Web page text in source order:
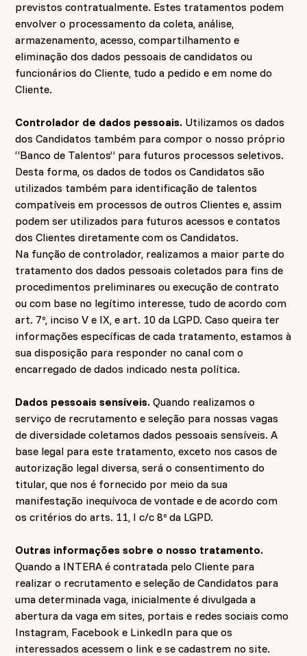
previstos contratualmente. Estes tratamentos podem
envolver o processamento da coleta, análise,
armazenamento, acesso, compartilhamento e
eliminação dos dados pessoais de candidatos ou
funcionários do Cliente, tudo a pedido e em nome do
Cliente.
Controlador de dados pessoais. Utilizamos os dados
dos Candidatos também para compor o nosso próprio
“Banco de Talentos” para futuros processos seletivos.
Desta forma, os dados de todos os Candidatos são
utilizados também para identificação de talentos
compatíveis em processos de outros Clientes e, assim
podem ser utilizados para futuros acessos e contatos
dos Clientes diretamente com os Candidatos.
Na função de controlador, realizamos a maior parte do
tratamento dos dados pessoais coletados para fins de
procedimentos preliminares ou execução de contrato
ou com base no legítimo interesse, tudo de acordo com
art. 7º, inciso V e IX, e art. 10 da LGPD. Caso queira ter
informações específicas de cada tratamento, estamos à
sua disposição para responder no canal com o
encarregado de dados indicado nesta política.
Dados pessoais sensíveis.Quando realizamos o
serviço de recrutamento e seleção para nossas vagas
de diversidade coletamos dados pessoais sensíveis. A
base legal para este tratamento, exceto nos casos de
autorização legal diversa, será o consentimento do
titular, que nos é fornecido por meio da sua
manifestação inequívoca de vontade e de acordo com
os critérios do arts. 11, I c/c 8º da LGPD.
Outras informações sobre o nosso tratamento.
Quando a INTERA é contratada pelo Cliente para
realizar o recrutamento e seleção de Candidatos para
uma determinada vaga, inicialmente é divulgada a
abertura da vaga em sites, portais e redes sociais como
Instagram, Facebook e LinkedIn para que os
interessados acessem o link e se cadastrem no site.